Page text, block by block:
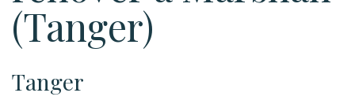
(Tanger)
Tanger